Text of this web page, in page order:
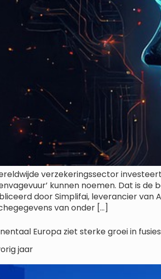
verzekeringssector
kunnen noemen. Dat is
door Simplifai, leverancier van
van onder […]
Europa ziet sterke groei in
jaar